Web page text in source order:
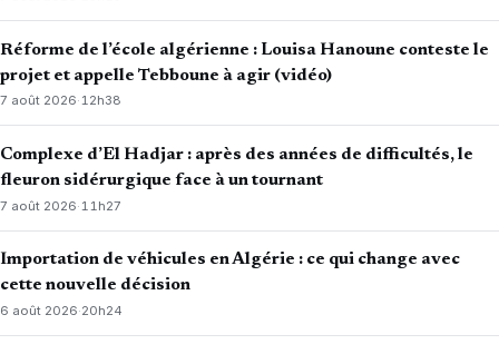
Réforme de l’école algérienne : Louisa Hanoune conteste le
projet et appelle Tebboune à agir (vidéo)
7 août 2026·12h38
Complexe d’El Hadjar : après des années de difficultés, le
fleuron sidérurgique face à un tournant
7 août 2026·11h27
Importation de véhicules en Algérie : ce qui change avec
cette nouvelle décision
6 août 2026·20h24